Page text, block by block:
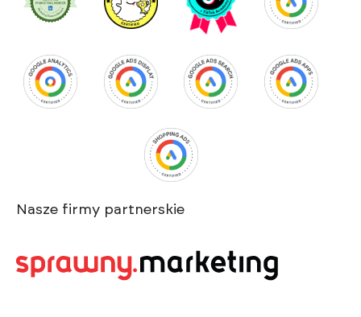
Nasze firmy partnerskie